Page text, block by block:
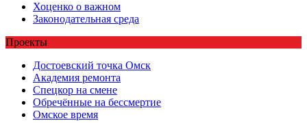
Хоценко о важном
Законодательная среда
Проекты
Достоевский точка Омск
Академия ремонта
Спецкор на смене
Обречённые на бессмертие
Омское время